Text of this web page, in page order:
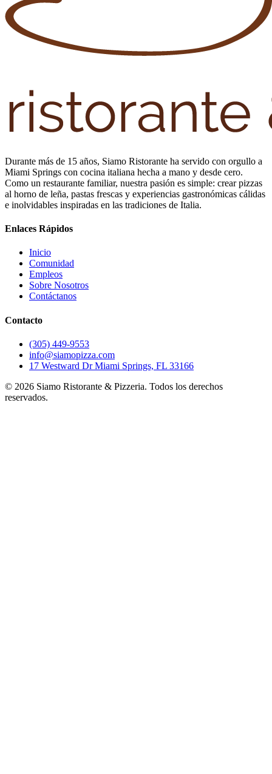
Durante más de 15 años, Siamo Ristorante ha servido con orgullo a
Miami Springs con cocina italiana hecha a mano y desde cero.
Como un restaurante familiar, nuestra pasión es simple: crear pizzas
al horno de leña, pastas frescas y experiencias gastronómicas cálidas
e inolvidables inspiradas en las tradiciones de Italia.
Enlaces Rápidos
Inicio
Comunidad
Empleos
Sobre Nosotros
Contáctanos
Contacto
(305) 449-9553
info@siamopizza.com
17 Westward Dr Miami Springs, FL 33166
© 2026 Siamo Ristorante & Pizzeria. Todos los derechos
reservados.